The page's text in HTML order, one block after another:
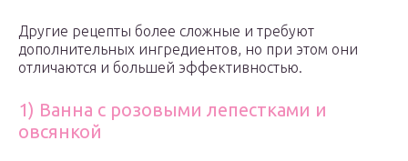
Другие рецепты более сложные и требуют
дополнительных ингредиентов, но при этом они
отличаются и большей эффективностью.
1) Ванна с розовыми лепестками и
овсянкой